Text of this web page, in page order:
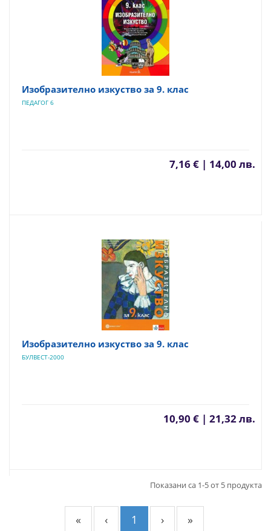
Изобразително изкуство за 9. клас
ПЕДАГОГ 6
7,16 € | 14,00 лв.
Изобразително изкуство за 9. клас
БУЛВЕСТ-2000
10,90 € | 21,32 лв.
Показани са 1-5 от 5 продукта
« ‹ 1 › »